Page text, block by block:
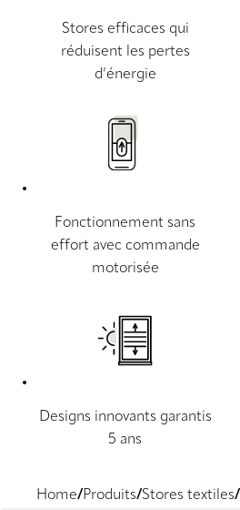
Stores efficaces qui
réduisent les pertes
d’énergie
Fonctionnement sans
effort avec commande
motorisée
Designs innovants garantis
5 ans
Home Produits Stores textiles